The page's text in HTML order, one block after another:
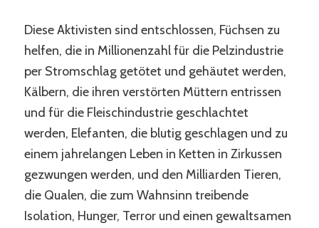
Diese Aktivisten sind entschlossen, Füchsen zu
helfen, die in Millionenzahl für die Pelzindustrie
per Stromschlag getötet und gehäutet werden,
Kälbern, die ihren verstörten Müttern entrissen
und für die Fleischindustrie geschlachtet
werden, Elefanten, die blutig geschlagen und zu
einem jahrelangen Leben in Ketten in Zirkussen
gezwungen werden, und den Milliarden Tieren,
die Qualen, die zum Wahnsinn treibende
Isolation, Hunger, Terror und einen gewaltsamen